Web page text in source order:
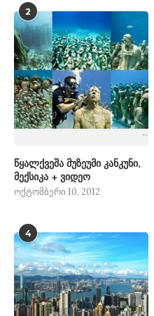
2
წყალქვეშა მუზეუმი კანკუნი,
მექსიკა + ვიდეო
ოქტომბერი 10, 2012
4